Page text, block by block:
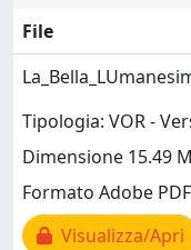
File
Tipologia: VOR -
Dimensione 15.49
Formato Adobe PDF
Visualizza/Apri